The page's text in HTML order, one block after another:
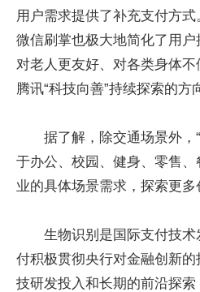
用户需求提供了补充支付方式
微信刷掌也极大地简化了用
对老人更友好、对各类身体
腾讯“科技向善”持续探索的方
据了解，除交通场景外，
于办公、校园、健身、零售
业的具体场景需求，探索更多
生物识别是国际支付技
付积极贯彻央行对金融创新
技研发投入和长期的前沿探